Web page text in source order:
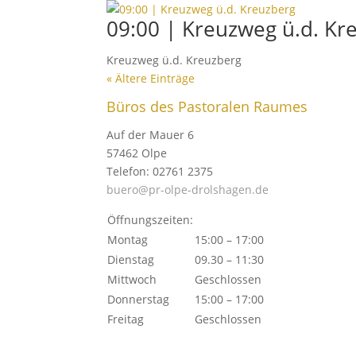
09:00 | Kreuzweg ü.d.
Kreuzweg ü.d. Kreuzberg
« Ältere Einträge
Büros des Pastoralen Raumes
Auf der Mauer 6
57462 Olpe
Telefon: 02761 2375
buero@pr-olpe-drolshagen.de
Öffnungszeiten:
Montag
15:00 – 17:00
Dienstag
09.30 – 11:30
Mittwoch
Geschlossen
Donnerstag
15:00 – 17:00
Freitag
Geschlossen